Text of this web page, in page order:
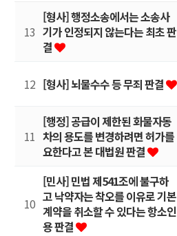
13
[형사] 행정소송에서는 소송사
기가 인정되지 않는다는 최초 판
결
12 [형사] 뇌물수수 등 무죄 판결
11
[행정] 공급이 제한된 화물자동
차의 용도를 변경하려면 허가를
요한다고 본 대법원 판결
10
[민사] 민법 제541조에 불구하
고 낙약자는 착오를 이유로 기본
계약을 취소할 수 있다는 항소인
용 판결